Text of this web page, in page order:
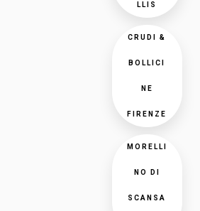
LLIS
CRUDI &
BOLLICI
NE
FIRENZE
MORELLI
NO DI
SCANSA